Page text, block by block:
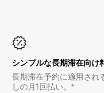
シンプルな長期滞在向け
長期滞在予約に適用され
しの月1回払い。*